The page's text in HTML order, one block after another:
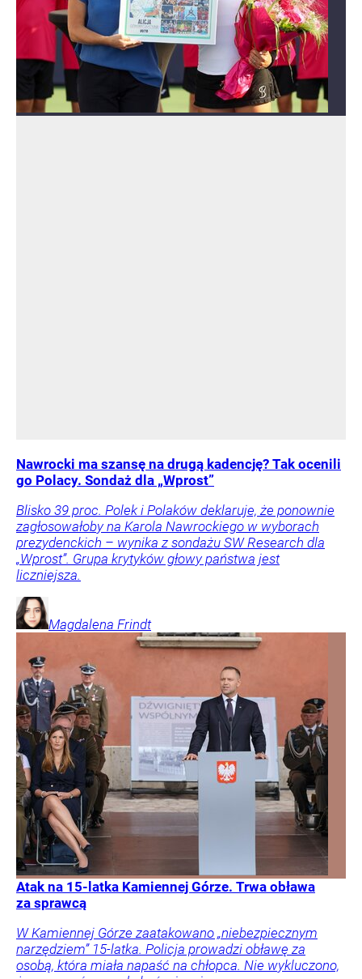
Nawrocki ma szansę na drugą kadencję? Tak ocenili
go Polacy. Sondaż dla „Wprost”
Blisko 39 proc. Polek i Polaków deklaruje, że ponownie
zagłosowałoby na Karola Nawrockiego w wyborach
prezydenckich – wynika z sondażu SW Research dla
„Wprost”. Grupa krytyków głowy państwa jest
liczniejsza.
Magdalena Frindt
Atak na 15-latka Kamiennej Górze. Trwa obława
za sprawcą
W Kamiennej Górze zaatakowano „niebezpiecznym
narzędziem” 15-latka. Policja prowadzi obławę za
osobą, która miała napaść na chłopca. Nie wykluczono,